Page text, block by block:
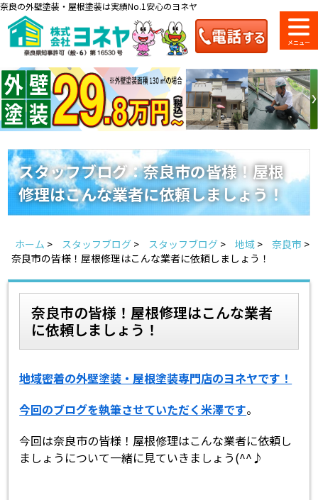
奈良の外壁塗装・屋根塗装は実績No.1安心のヨネヤ
料金一覧 会社案内 ショールーム
のご紹介
来店予約 お問い合わせ
お見積り お電話
地域の事例がいっぱい
ヨネヤの施工実績
Home お客様の声
スタッフ紹介 スタッフブログ
よくあるご質問 屋根リフォームについて
ヨネヤがお客様から選ばれる10の
リフォームローン
スタッフブログ：奈良市の皆様！屋根
修理はこんな業者に依頼しましょう！
ホーム > スタッフブログ > スタッフブログ > 地域 > 奈良市 >
奈良市の皆様！屋根修理はこんな業者に依頼しましょう！
奈良市の皆様！屋根修理はこんな業者
に依頼しましょう！
地域密着の外壁塗装・屋根塗装専門店のヨネヤです！
今回のブログを執筆させていただく米澤です。
今回は奈良市の皆様！屋根修理はこんな業者に依頼し
ましょうについて一緒に見ていきましょう(^^♪